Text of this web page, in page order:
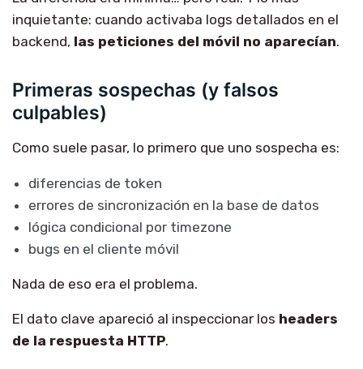
inquietante: cuando activaba logs detallados en el
backend, las peticiones del móvil no aparecían.
Primeras sospechas (y falsos
culpables)
Como suele pasar, lo primero que uno sospecha es:
diferencias de token
errores de sincronización en la base de datos
lógica condicional por timezone
bugs en el cliente móvil
Nada de eso era el problema.
El dato clave apareció al inspeccionar los headers
de la respuesta HTTP.